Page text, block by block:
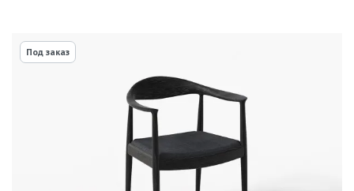
Под заказ